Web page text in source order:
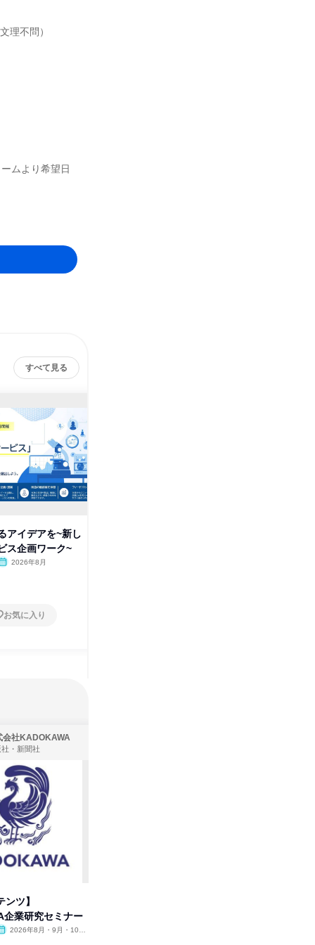
理不問）
ムより希望日
すべて見る
アイデアを~新し
ス企画ワーク~
2026年8月
お気に入り
会社KADOKAWA
・新聞社
ンツ】
企業研究セミナー
2026年8月・9月・10